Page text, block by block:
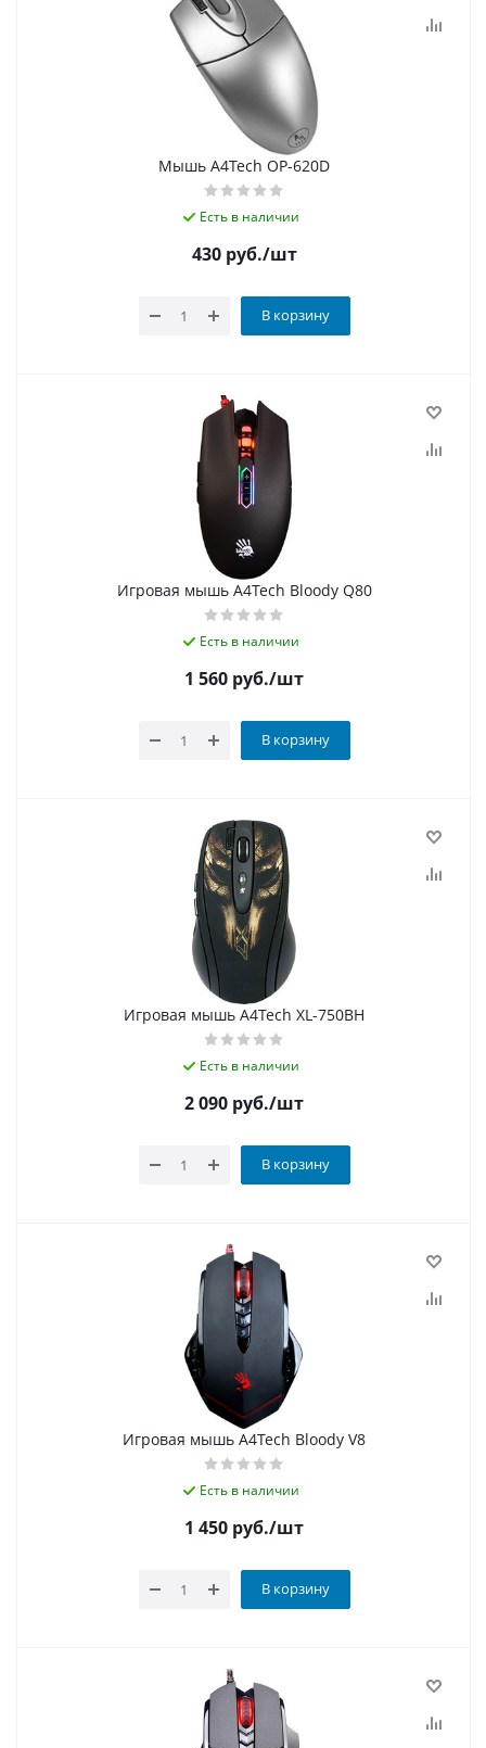
Мышь A4Tech OP-620D
Есть в наличии
430руб./шт
В корзину
Игровая мышь A4Tech Bloody Q80
Есть в наличии
1 560 руб./шт
В корзину
Игровая мышь A4Tech XL-750BH
Есть в наличии
2 090 руб./шт
В корзину
Игровая мышь A4Tech Bloody V8
Есть в наличии
1 450 руб./шт
В корзину